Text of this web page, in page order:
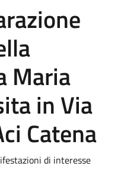
Maria
in Via
Catena
di interesse